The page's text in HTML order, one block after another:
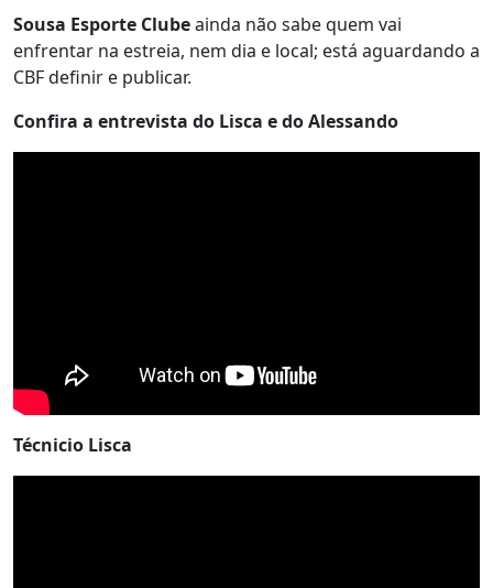
Sousa Esporte Clubeainda não sabe quem vai
enfrentar na estreia, nem dia e local; está aguardando a
CBF definir e publicar.
Confira a entrevista do Lisca e do Alessando
Técnicio Lisca